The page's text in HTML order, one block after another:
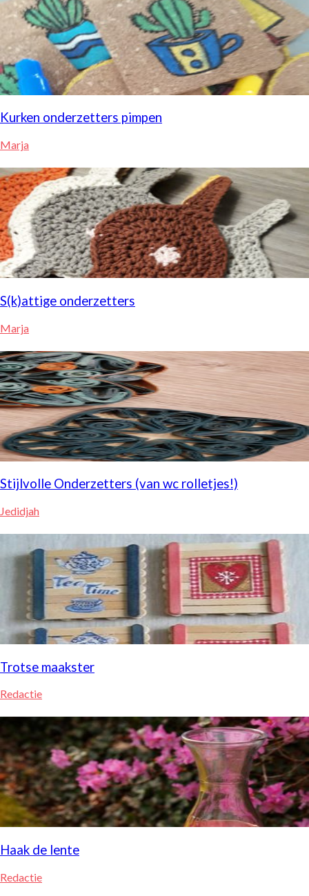
Kurken onderzetters pimpen
Marja
S(k)attige onderzetters
Marja
Stijlvolle Onderzetters (van wc rolletjes!)
Jedidjah
Trotse maakster
Redactie
Haak de lente
Redactie